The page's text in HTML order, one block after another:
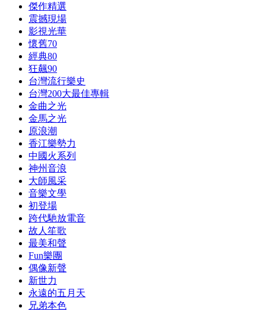
傑作精選
震撼現場
影視光華
懷舊70
經典80
狂飆90
台灣流行樂史
台灣200大最佳專輯
金曲之光
金馬之光
原浪潮
香江樂勢力
中國火系列
神州音浪
大師風采
音樂文學
初登場
跨代馳放電音
故人笙歌
最美和聲
Fun樂團
偶像新聲
新世力
永遠的五月天
兄弟本色